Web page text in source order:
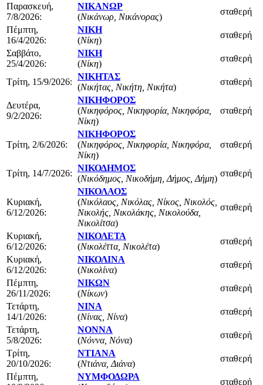
Παρασκευή,
7/8/2026:
ΝΙΚΑΝΩΡ
(Νικάνωρ, Νικάνορας)
σταθερή
Πέμπτη,
16/4/2026:
ΝΙΚΗ
(Νίκη)
σταθερή
Σαββάτο,
25/4/2026:
ΝΙΚΗ
(Νίκη)
σταθερή
Τρίτη, 15/9/2026:
ΝΙΚΗΤΑΣ
(Νικήτας, Νικήτη, Νικήτα)
σταθερή
Δευτέρα,
9/2/2026:
ΝΙΚΗΦΟΡΟΣ
(Νικηφόρος, Νικηφορία, Νικηφόρα,
Νίκη)
σταθερή
Τρίτη, 2/6/2026:
ΝΙΚΗΦΟΡΟΣ
(Νικηφόρος, Νικηφορία, Νικηφόρα,
Νίκη)
σταθερή
Τρίτη, 14/7/2026:
ΝΙΚΟΔΗΜΟΣ
(Νικόδημος, Νικοδήμη, Δήμος, Δήμη)
σταθερή
Κυριακή,
6/12/2026:
ΝΙΚΟΛΑΟΣ
(Νικόλαος, Νικόλας, Νίκος, Νικολός,
Νικολής, Νικολάκης, Νικολούδα,
Νικολίτσα)
σταθερή
Κυριακή,
6/12/2026:
ΝΙΚΟΛΕΤΑ
(Νικολέττα, Νικολέτα)
σταθερή
Κυριακή,
6/12/2026:
ΝΙΚΟΛΙΝΑ
(Νικολίνα)
σταθερή
Πέμπτη,
26/11/2026:
ΝΙΚΩΝ
(Νίκων)
σταθερή
Τετάρτη,
14/1/2026:
ΝΙΝΑ
(Νίνας, Νίνα)
σταθερή
Τετάρτη,
5/8/2026:
ΝΟΝΝΑ
(Νόννα, Νόνα)
σταθερή
Τρίτη,
20/10/2026:
ΝΤΙΑΝΑ
(Ντιάνα, Διάνα)
σταθερή
Πέμπτη,
ΝΥΜΦΟΔΩΡΑ
σταθερή